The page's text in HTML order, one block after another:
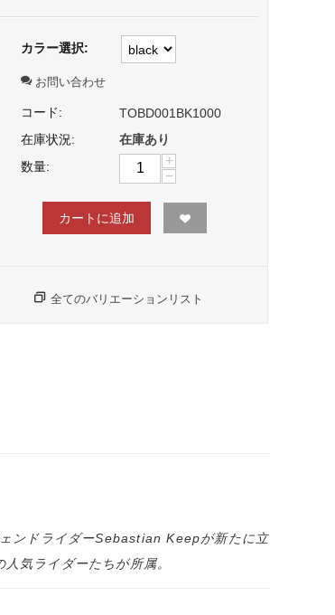
カラー選択:
お問い合わせ
コード:
TOBD001BK1000
在庫状況:
在庫あり
数量:
+
−
カートに追加
全てのバリエーションリスト
ンドライダーSebastian Keepが新たに立
気ライダーたちが所属。